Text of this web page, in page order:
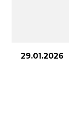
29.01.2026